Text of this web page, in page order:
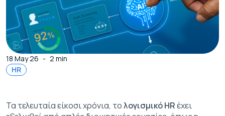
18 May 26 - 2 min
HR
Τα τελευταία είκοσι χρόνια, τολογισμικό HRέχει